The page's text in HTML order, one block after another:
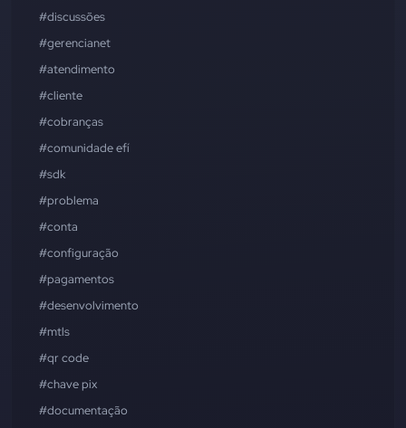
#discussões
#gerencianet
#atendimento
#cliente
#cobranças
#comunidade efí
#sdk
#problema
#conta
#configuração
#pagamentos
#desenvolvimento
#mtls
#qr code
#chave pix
#documentação